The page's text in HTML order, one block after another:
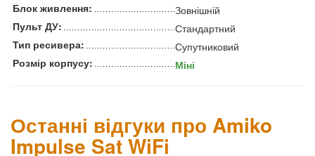
Блок живлення:
Зовнішній
Пульт ДУ:
Стандартний
Тип ресивера:
Супутниковий
Розмір корпусу:
Міні
Останні відгуки про Amiko
Impulse Sat WiFi